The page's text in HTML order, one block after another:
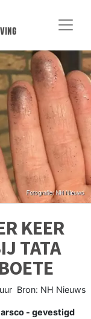
KEER
TATA
Bron: NH Nieuws
- gevestigd